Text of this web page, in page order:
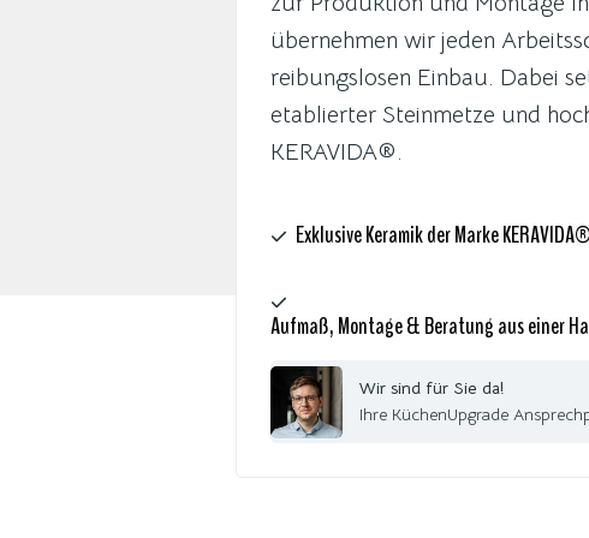
übernehmen wir jeden
reibungslosen Einbau. Dabei
etablierter Steinmetze und
KERAVIDA®.
Exklusive Keramik der Marke KERAVIDA®
Aufmaß, Montage & Beratung aus einer
Wir sind für Sie da!
Ihre KüchenUpgrade